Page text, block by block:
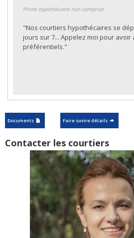
Prime hypothécaire non comprise.
"Nos courtiers hypothécaires se
jours sur 7... Appelez moi pour avoir
préférentiels."
Documents Faire suvire détails
Contacter les courtiers